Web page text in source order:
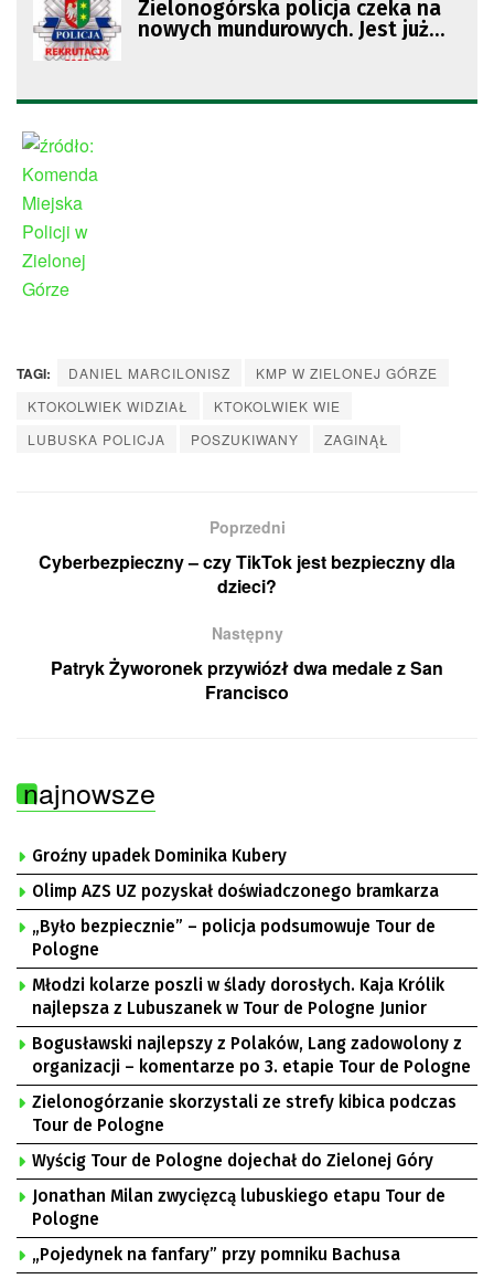
Zielonogórska policja czeka na
nowych mundurowych. Jest już
TAGI: DANIEL MARCILONISZ
KMP W ZIELONEJ GÓRZE
KTOKOLWIEK WIDZIAŁ
KTOKOLWIEK WIE
LUBUSKA POLICJA
POSZUKIWANY ZAGINĄŁ
Poprzedni
Cyberbezpieczny – czy TikTok jest bezpieczny dla
dzieci?
Następny
Patryk Żyworonek przywiózł dwa medale z San
Francisco
najnowsze
Groźny upadek Dominika Kubery
Olimp AZS UZ pozyskał doświadczonego bramkarza
„Było bezpiecznie” – policja podsumowuje Tour de
Pologne
Młodzi kolarze poszli w ślady dorosłych. Kaja Królik
najlepsza z Lubuszanek w Tour de Pologne Junior
Bogusławski najlepszy z Polaków, Lang zadowolony z
organizacji – komentarze po 3. etapie Tour de Pologne
Zielonogórzanie skorzystali ze strefy kibica podczas
Tour de Pologne
Wyścig Tour de Pologne dojechał do Zielonej Góry
Jonathan Milan zwycięzcą lubuskiego etapu Tour de
Pologne
„Pojedynek na fanfary” przy pomniku Bachusa